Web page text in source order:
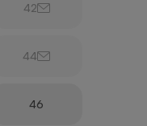
42
44
46